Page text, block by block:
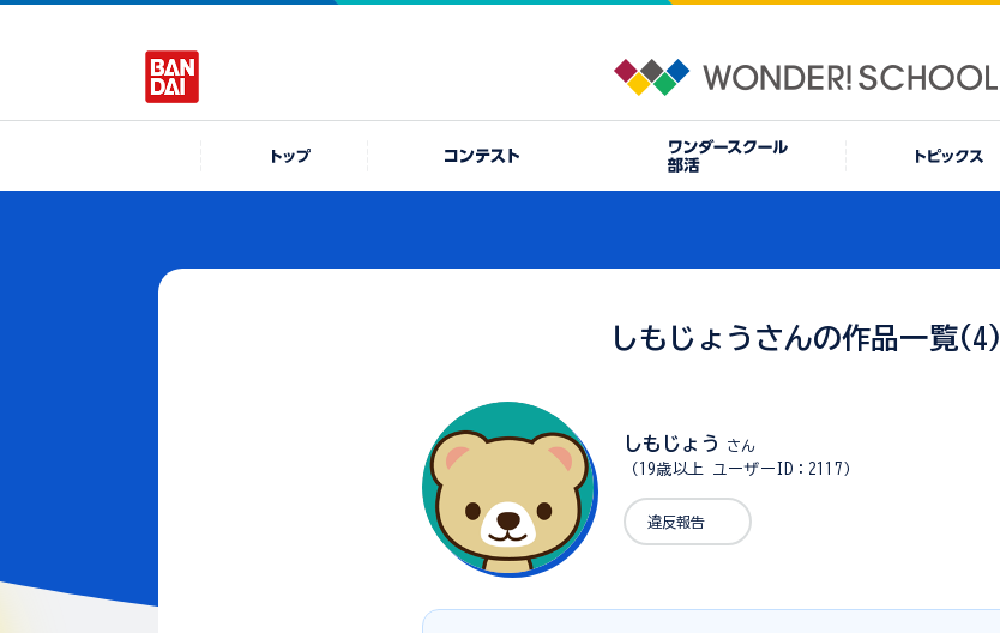
しもじょうさんの作品一覧(4)
しもじょう さん
（19歳以上 ユーザーID：2117）
違反報告